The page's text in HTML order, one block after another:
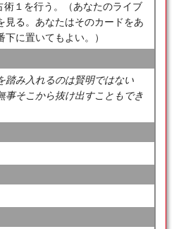
１を行う。（あなたのライブ
見る。あなたはそのカードをあ
に置いてもよい。）
踏み入れるのは賢明ではない
事そこから抜け出すこともでき